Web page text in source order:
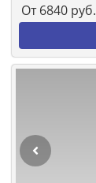
От 6840 руб.